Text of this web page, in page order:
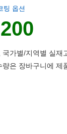
팅 옵션
the quantity.
가별/지역별 실재
은 장바구니에 제